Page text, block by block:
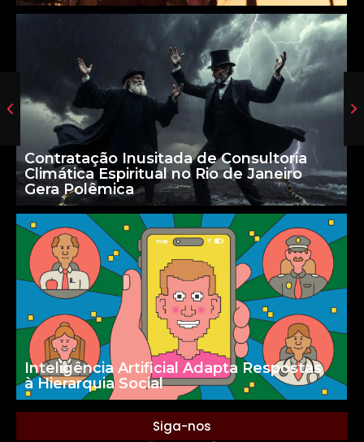
Contratação Inusitada de Consultoria
Climática Espiritual no Rio de Janeiro
Gera Polêmica
Inteligência Artificial Adapta Respostas
à Hierarquia Social
Siga-nos